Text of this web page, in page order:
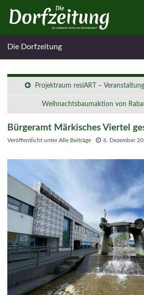
Die Dorfzeitung
Projektraum resiART –
Weihnachtsbaumaktion von
Bürgeramt Märkisches Viertel
Veröffentlicht unterAlle Beiträge 6. Dezember